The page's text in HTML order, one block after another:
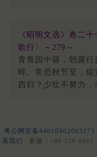
《昭明文选》卷二
歌行〉～279～
青青园中葵，朝露
晖。常恐秋节至，
西归？少壮不努力，
粤公网安备44010402003275
系我们
客服：+86 136 0901